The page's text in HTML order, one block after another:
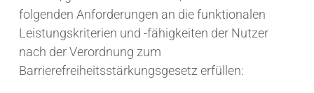
folgenden Anforderungen an die funktionalen
Leistungskriterien und -fähigkeiten der Nutzer
nach der Verordnung zum
Barrierefreiheitsstärkungsgesetz erfüllen: